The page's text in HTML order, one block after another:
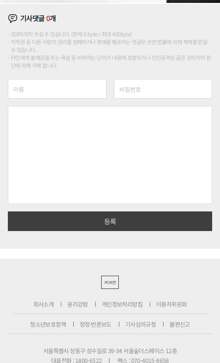
기사댓글0개
200자까지 쓰실 수 있습니다. (현재 0 byte / 최대 400byte)
저작권 등 다른 사람의 권리를 침해하거나 명예를 훼손하는 댓글은 관련 법률에 의해 제재를 받을
수 있습니다.
타인에게 불쾌감을 주는 욕설 등 비하하는 단어가 내용에 포함되거나 인신공격성 글은 관리자의 판
단에 의해 삭제 합니다.
PC버전
회사소개 윤리강령 개인정보처리방침 이용자위원회
청소년보호정책 정정·반론보도 기사심의규정 불편신고
서울특별시 성동구 성수일로 39-34 서울숲더스페이스 12층
대표전화 : 1800-6522
팩스 : 070-4015-8658